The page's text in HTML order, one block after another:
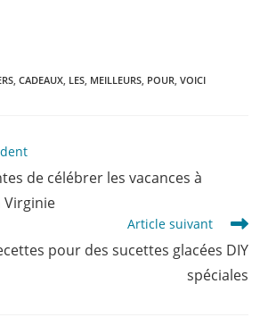
, CADEAUX, LES, MEILLEURS, POUR, VOICI
de célébrer les vacances à
Virginie
Article suivant
pour des sucettes glacées DIY
spéciales